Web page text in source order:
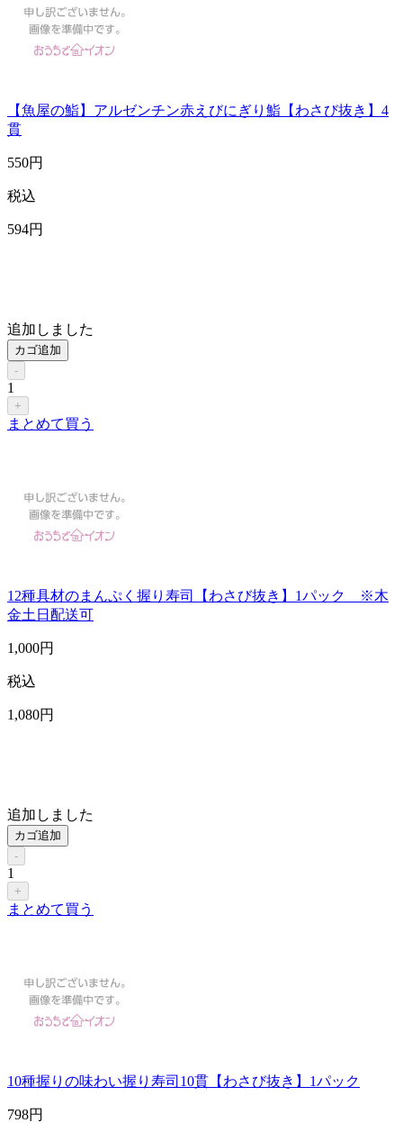
【魚屋の鮨】アルゼンチン赤えびにぎり鮨【わさび抜き】4
貫
550円
税込
594円
追加しました
カゴ追加
-
1
+
まとめて買う
12種具材のまんぷく握り寿司【わさび抜き】1パック ※木
金土日配送可
1,000円
税込
1,080円
追加しました
カゴ追加
-
1
+
まとめて買う
10種握りの味わい握り寿司10貫【わさび抜き】1パック
798円